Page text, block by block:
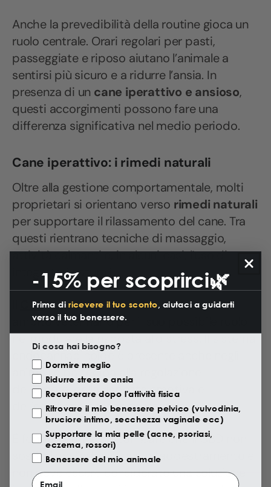
Anche la prevedibilità della routine gioca un
ruolo centrale. Orari regolari per pasti,
passeggiate e riposo aiutano l’animale a
sentirsi più sicuro e a ridurre l’ansia. In
presenza di un cane iperattivo e ansioso,
questi accorgimenti possono fare una
differenza significativa nel medio periodo.
Cane iperattivo: i rimedi naturali
Oltre alla gestione comportamentale, molti
proprietari si orientano verso rimedi naturali
per supportare il rilassamento del cane. Tra
questi rientrano tecniche di massaggio,
attività calmanti e, in alcuni casi, l’uso di
integratori naturali.
CBDha attirato l’attenzione anche in
ambito veterinario per il suo possibile ruolo
nel modulare la risposta allo stress. Il sistema
endocannabinoide è presente anche negli
animali e partecipa alla regolazione
dell’umore, della risposta emotiva e
dell’equilibrio comportamentale.
È fondamentale sottolineare che il CBD non
sostituisca l’educazione o l’addestramento e
non deve essere considerato una soluzione
-15% per scoprirci🌿
Prima di ricevere il tuo sconto , aiutaci a guidarti
verso il tuo benessere.
Di cosa hai bisogno?
Motivazione Visita
Dormire meglio
Ridurre stress e ansia
Recuperare dopo l'attività fisica
Ritrovare il mio benessere pelvico (vulvodinia,
bruciore intimo, secchezza vaginale ecc)
Supportare la mia pelle (acne, psoriasi,
eczema, rossori)
Benessere del mio animale
Email